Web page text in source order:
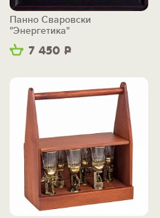
7 450 Р
Панно Сваровски
"Энергетика"